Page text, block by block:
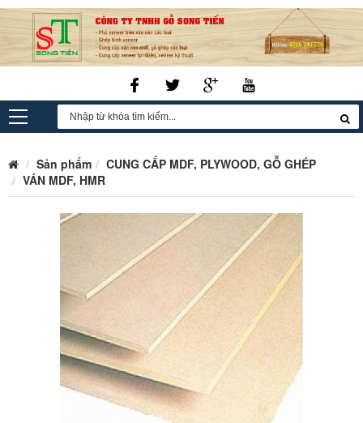
Sản phẩm
CUNG CẤP MDF, PLYWOOD, GỖ GHÉP
VÁN MDF, HMR